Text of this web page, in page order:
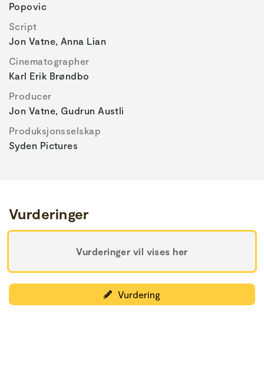
Popovic
Script
Jon Vatne, Anna Lian
Cinematographer
Karl Erik Brøndbo
Producer
Jon Vatne, Gudrun Austli
Produksjonsselskap
Syden Pictures
Vurderinger
Vurderinger vil vises her
Vurdering